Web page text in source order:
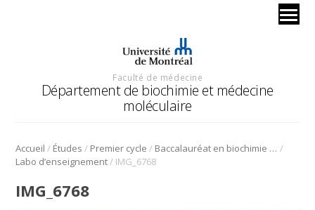
Faculté de médecine
Département de biochimie et médecine
moléculaire
Accueil / Études / Premier cycle / Baccalauréat en biochimie et médecine moléculaire /
Labo d’enseignement/ IMG_6768
IMG_6768